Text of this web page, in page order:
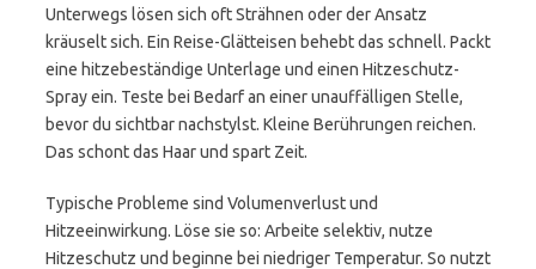
Unterwegs lösen sich oft Strähnen oder der Ansatz
kräuselt sich. Ein Reise-Glätteisen behebt das schnell. Packt
eine hitzebeständige Unterlage und einen Hitzeschutz-
Spray ein. Teste bei Bedarf an einer unauffälligen Stelle,
bevor du sichtbar nachstylst. Kleine Berührungen reichen.
Das schont das Haar und spart Zeit.
Typische Probleme sind Volumenverlust und
Hitzeeinwirkung. Löse sie so: Arbeite selektiv, nutze
Hitzeschutz und beginne bei niedriger Temperatur. So nutzt